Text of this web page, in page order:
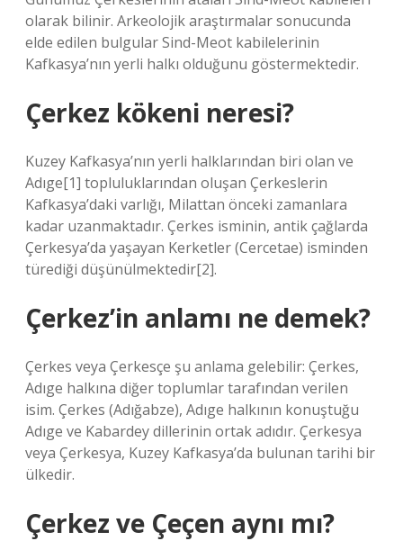
olarak bilinir. Arkeolojik araştırmalar sonucunda
elde edilen bulgular Sind-Meot kabilelerinin
Kafkasya’nın yerli halkı olduğunu göstermektedir.
Çerkez kökeni neresi?
Kuzey Kafkasya’nın yerli halklarından biri olan ve
Adıge[1] topluluklarından oluşan Çerkeslerin
Kafkasya’daki varlığı, Milattan önceki zamanlara
kadar uzanmaktadır. Çerkes isminin, antik çağlarda
Çerkesya’da yaşayan Kerketler (Cercetae) isminden
türediği düşünülmektedir[2].
Çerkez’in anlamı ne demek?
Çerkes veya Çerkesçe şu anlama gelebilir: Çerkes,
Adıge halkına diğer toplumlar tarafından verilen
isim. Çerkes (Adığabze), Adıge halkının konuştuğu
Adıge ve Kabardey dillerinin ortak adıdır. Çerkesya
veya Çerkesya, Kuzey Kafkasya’da bulunan tarihi bir
ülkedir.
Çerkez ve Çeçen aynı mı?